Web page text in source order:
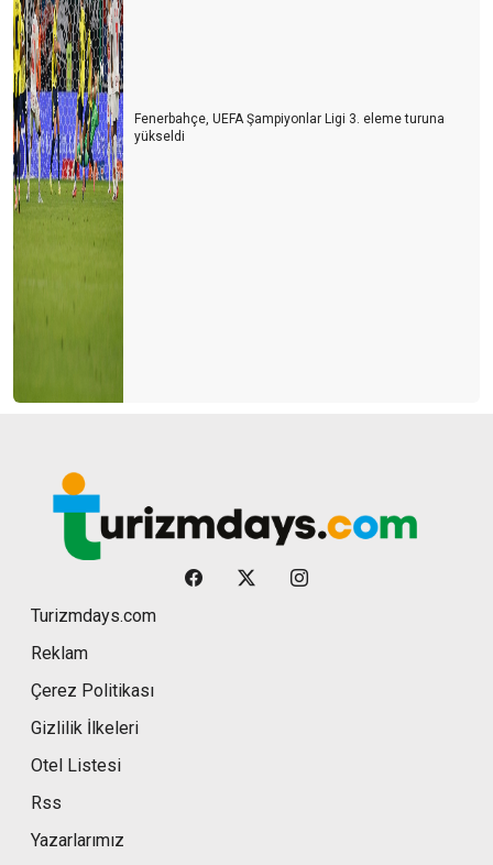
Fenerbahçe, UEFA Şampiyonlar Ligi 3. eleme turuna
yükseldi
Turizmdays.com
Reklam
Çerez Politikası
Gizlilik İlkeleri
Otel Listesi
Rss
Yazarlarımız